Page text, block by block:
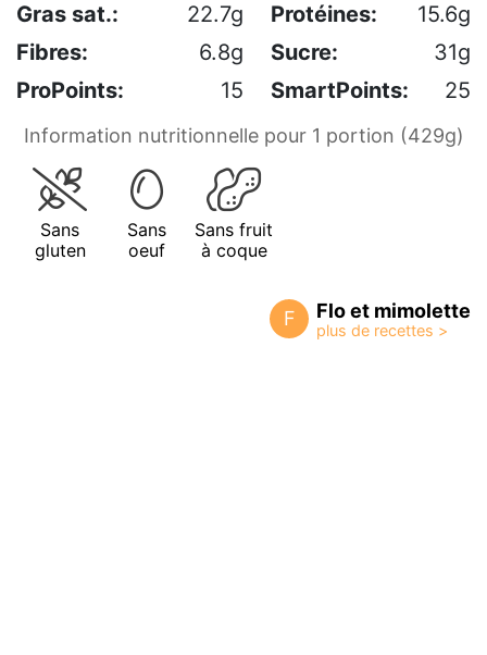
Gras sat.:
22.7g Protéines:
15.6g
Fibres:
6.8g Sucre:
31g
ProPoints:
15 SmartPoints: 25
Information nutritionnelle pour 1 portion (429g)
Sans
gluten
Sans
oeuf
Sans fruit
à coque
F Flo et mimolette